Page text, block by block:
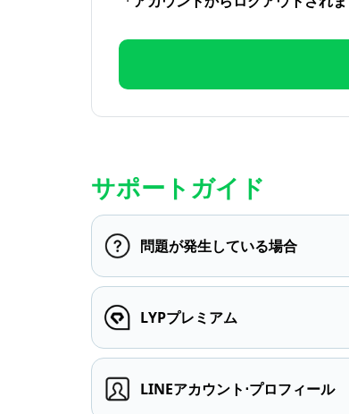
サポートガイド
問題が発生している場合
LYPプレミアム
LINEアカウント⋅プロフィール